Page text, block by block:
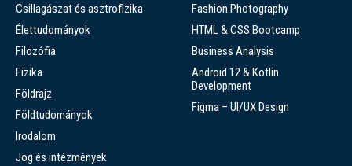
Csillagászat és asztrofizika
Élettudományok
Filozófia
Fizika
Földrajz
Földtudományok
Irodalom
Jog és intézmények
Fashion Photography
HTML & CSS Bootcamp
Business Analysis
Android 12 & Kotlin
Development
Figma – UI/UX Design